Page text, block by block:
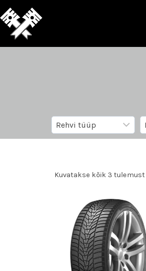
Kuvatakse kõik 3 tulemust